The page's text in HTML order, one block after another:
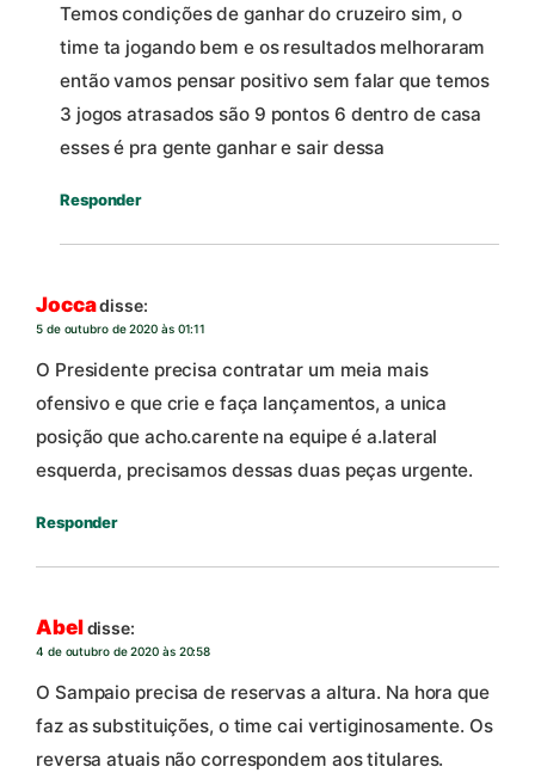
Temos condições de ganhar do cruzeiro sim, o
time ta jogando bem e os resultados melhoraram
então vamos pensar positivo sem falar que temos
3 jogos atrasados são 9 pontos 6 dentro de casa
esses é pra gente ganhar e sair dessa
Responder
Joccadisse:
5 de outubro de 2020 às 01:11
O Presidente precisa contratar um meia mais
ofensivo e que crie e faça lançamentos, a unica
posição que acho.carente na equipe é a.lateral
esquerda, precisamos dessas duas peças urgente.
Responder
Abeldisse:
4 de outubro de 2020 às 20:58
O Sampaio precisa de reservas a altura. Na hora que
faz as substituições, o time cai vertiginosamente. Os
reversa atuais não correspondem aos titulares.